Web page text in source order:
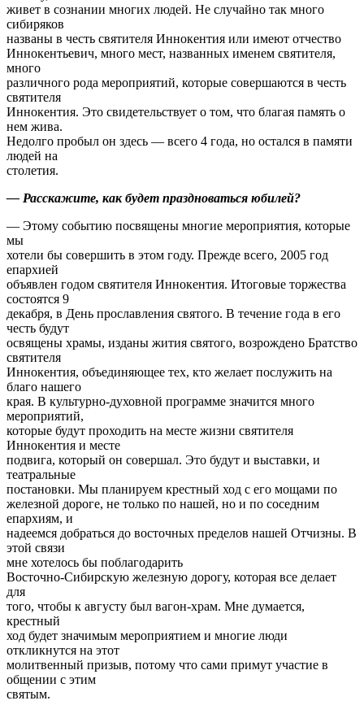
живет в сознании многих людей. Не случайно так много
сибиряков
названы в честь святителя Иннокентия или имеют отчество
Иннокентьевич, много мест, названных именем святителя,
много
различного рода мероприятий, которые совершаются в честь
святителя
Иннокентия. Это свидетельствует о том, что благая память о
нем жива.
Недолго пробыл он здесь — всего 4 года, но остался в памяти
людей на
столетия.
— Расскажите, как будет праздноваться юбилей?
— Этому событию посвящены многие мероприятия, которые
мы
хотели бы совершить в этом году. Прежде всего, 2005 год
епархией
объявлен годом святителя Иннокентия. Итоговые торжества
состоятся 9
декабря, в День прославления святого. В течение года в его
честь будут
освящены храмы, изданы жития святого, возрождено Братство
святителя
Иннокентия, объединяющее тех, кто желает послужить на
благо нашего
края. В культурно-духовной программе значится много
мероприятий,
которые будут проходить на месте жизни святителя
Иннокентия и месте
подвига, который он совершал. Это будут и выставки, и
театральные
постановки. Мы планируем крестный ход с его мощами по
железной дороге, не только по нашей, но и по соседним
епархиям, и
надеемся добраться до восточных пределов нашей Отчизны. В
этой связи
мне хотелось бы поблагодарить
Восточно-Сибирскую железную дорогу, которая все делает
для
того, чтобы к августу был вагон-храм. Мне думается,
крестный
ход будет значимым мероприятием и многие люди
откликнутся на этот
молитвенный призыв, потому что сами примут участие в
общении с этим
святым.